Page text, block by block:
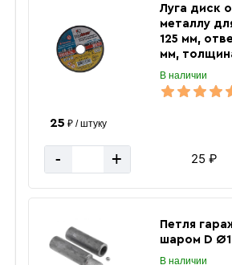
Луга диск
металлу
125 мм,
мм,
В наличии
25 ₽ / штуку
- + 25 ₽
Петля
шаром D
В наличии
Масса 1 п/м кг.
Метров в 1 тонне профиля
Площадь сечения профиля